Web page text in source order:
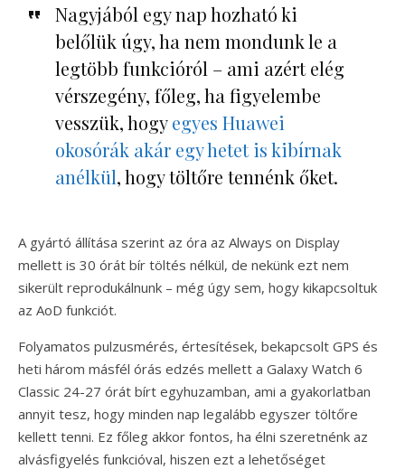
Nagyjából egy nap hozható ki
belőlük úgy, ha nem mondunk le a
legtöbb funkcióról – ami azért elég
vérszegény, főleg, ha figyelembe
vesszük, hogyegyes Huawei
okosórák akár egy hetet is kibírnak
anélkül, hogy töltőre tennénk őket.
A gyártó állítása szerint az óra az Always on Display
mellett is 30 órát bír töltés nélkül, de nekünk ezt nem
sikerült reprodukálnunk – még úgy sem, hogy kikapcsoltuk
az AoD funkciót.
Folyamatos pulzusmérés, értesítések, bekapcsolt GPS és
heti három másfél órás edzés mellett a Galaxy Watch 6
Classic 24-27 órát bírt egyhuzamban, ami a gyakorlatban
annyit tesz, hogy minden nap legalább egyszer töltőre
kellett tenni. Ez főleg akkor fontos, ha élni szeretnénk az
alvásfigyelés funkcióval, hiszen ezt a lehetőséget